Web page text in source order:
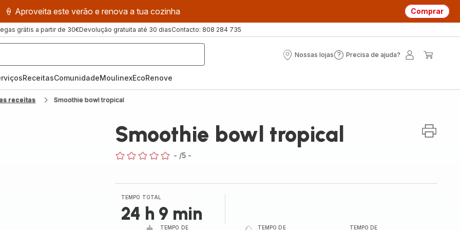
🍦 Aproveita este verão e renova a tua cozinha Comprar
grátis a partir de 30€Devolução gratuita até 30 diasContacto: 808 284 735
Nossas lojas
Nossas
Precisa de ajuda?
Precisa
ReceitasComunidadeMoulinexEcoRenove
receitas Smoothie bowl tropical
Smoothie bowl tropical
- /5 -
TEMPO TOTAL
24 h 9 min
TEMPO DE
TEMPO DE
TEMPO DE